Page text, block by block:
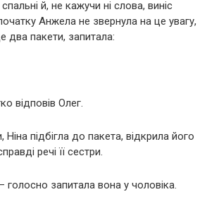
й, не кажучи ні слова, виніс
Анжела не звернула на це увагу,
два пакети, запитала:
відповів Олег.
підбігла до пакета, відкрила його
речі її сестри.
запитала вона у чоловіка.